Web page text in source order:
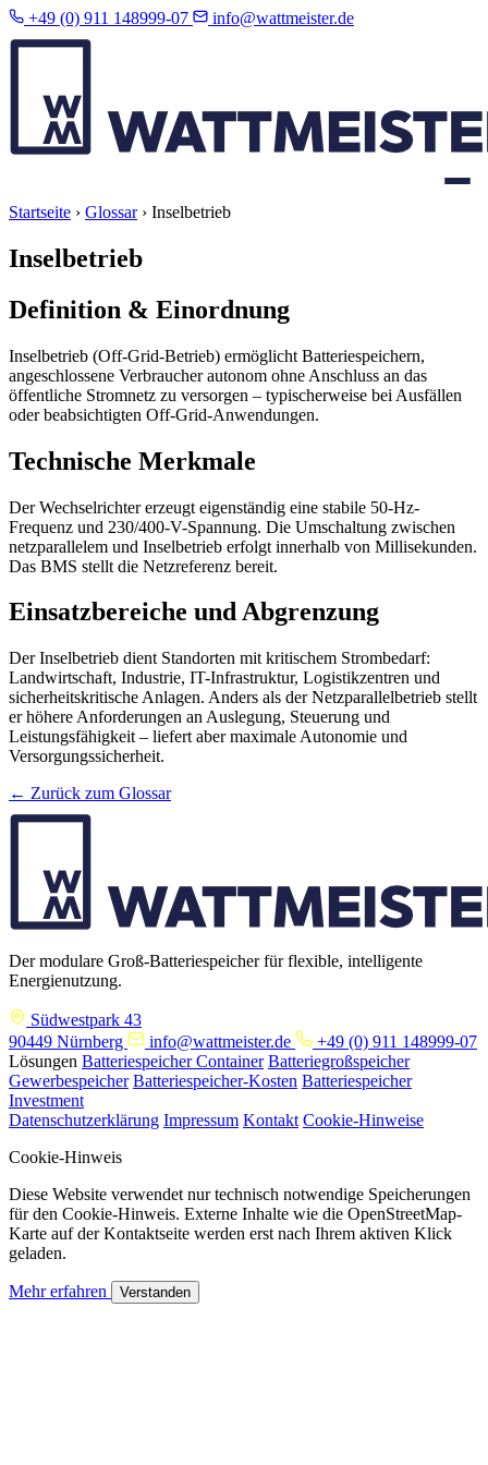
+49 (0) 911 148999-07 info@wattmeister.de
Startseite › Glossar› Inselbetrieb
Inselbetrieb
Definition & Einordnung
Inselbetrieb (Off-Grid-Betrieb) ermöglicht Batteriespeichern,
angeschlossene Verbraucher autonom ohne Anschluss an das
öffentliche Stromnetz zu versorgen – typischerweise bei Ausfällen
oder beabsichtigten Off-Grid-Anwendungen.
Technische Merkmale
Der Wechselrichter erzeugt eigenständig eine stabile 50-Hz-
Frequenz und 230/400-V-Spannung. Die Umschaltung zwischen
netzparallelem und Inselbetrieb erfolgt innerhalb von Millisekunden.
Das BMS stellt die Netzreferenz bereit.
Einsatzbereiche und Abgrenzung
Der Inselbetrieb dient Standorten mit kritischem Strombedarf:
Landwirtschaft, Industrie, IT-Infrastruktur, Logistikzentren und
sicherheitskritische Anlagen. Anders als der Netzparallelbetrieb stellt
er höhere Anforderungen an Auslegung, Steuerung und
Leistungsfähigkeit – liefert aber maximale Autonomie und
Versorgungssicherheit.
← Zurück zum Glossar
Der modulare Groß-Batteriespeicher für flexible, intelligente
Energienutzung.
Südwestpark 43
90449 Nürnberg
info@wattmeister.de
+49 (0) 911 148999-07
Lösungen Batteriespeicher Container Batteriegroßspeicher
Gewerbespeicher Batteriespeicher-Kosten Batteriespeicher
Investment
Datenschutzerklärung Impressum Kontakt Cookie-Hinweise
Cookie-Hinweis
Diese Website verwendet nur technisch notwendige Speicherungen
für den Cookie-Hinweis. Externe Inhalte wie die OpenStreetMap-
Karte auf der Kontaktseite werden erst nach Ihrem aktiven Klick
geladen.
Mehr erfahren Verstanden